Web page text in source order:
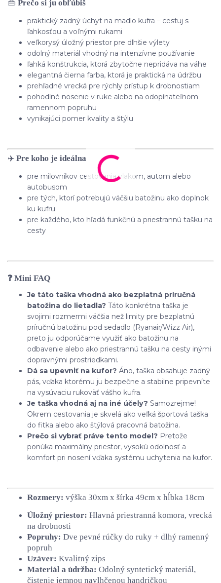
👜 Prečo si ju obľúbiš
praktický zadný úchyt na madlo kufra – cestuj s
ľahkosťou a voľnými rukami
veľkorysý úložný priestor pre dlhšie výlety
odolný materiál vhodný na intenzívne používanie
ľahká konštrukcia, ktorá zbytočne nepridáva na váhe
elegantná čierna farba, ktorá je praktická na údržbu
prehľadné vrecká pre rýchly prístup k drobnostiam
pohodlné nosenie v ruke alebo na odopínateľnom
ramennom popruhu
vynikajúci pomer kvality a štýlu
✈️ Pre koho je ideálna
pre milovníkov cestovania vlakom, autom alebo
autobusom
pre tých, ktorí potrebujú väčšiu batožinu ako doplnok
ku kufru
pre každého, kto hľadá funkčnú a priestrannú tašku na
cesty
❓ Mini FAQ
Je táto taška vhodná ako bezplatná príručná
batožina do lietadla? Táto konkrétna taška je
svojimi rozmermi väčšia než limity pre bezplatnú
príručnú batožinu pod sedadlo (Ryanair/Wizz Air),
preto ju odporúčame využiť ako batožinu na
odbavenie alebo ako priestrannú tašku na cesty inými
dopravnými prostriedkami.
Dá sa upevniť na kufor? Áno, taška obsahuje zadný
pás, vďaka ktorému ju bezpečne a stabilne pripevníte
na vysúvaciu rukoväť vášho kufra.
Je taška vhodná aj na iné účely? Samozrejme!
Okrem cestovania je skvelá ako veľká športová taška
do fitka alebo ako štýlová pracovná batožina.
Prečo si vybrať práve tento model? Pretože
ponúka maximálny priestor, vysokú odolnosť a
komfort pri nosení vďaka systému uchytenia na kufor.
Rozmery: výška 30xm x šírka 49cm x hĺbka 18cm
Úložný priestor: Hlavná priestranná komora, vrecká
na drobnosti
Popruhy: Dve pevné rúčky do ruky + dlhý ramenný
popruh
Uzáver: Kvalitný zips
Materiál a údržba: Odolný syntetický materiál,
čistenie jemnou navlhčenou handričkou